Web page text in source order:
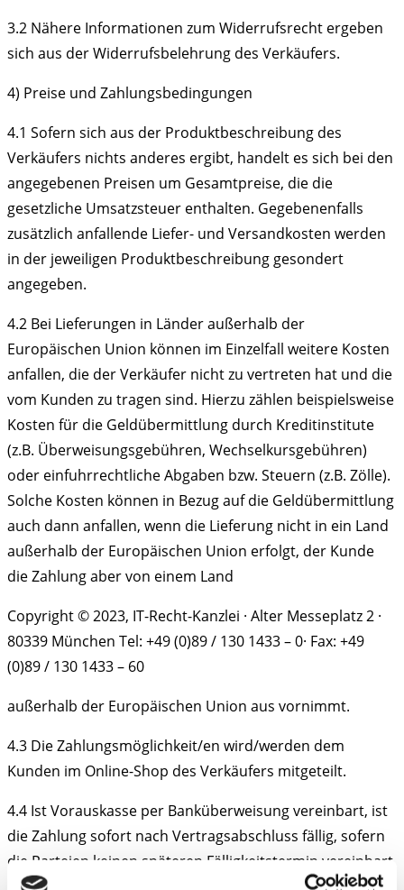
3.2 Nähere Informationen zum Widerrufsrecht ergeben
sich aus der Widerrufsbelehrung des Verkäufers.
4) Preise und Zahlungsbedingungen
4.1 Sofern sich aus der Produktbeschreibung des
Verkäufers nichts anderes ergibt, handelt es sich bei den
angegebenen Preisen um Gesamtpreise, die die
gesetzliche Umsatzsteuer enthalten. Gegebenenfalls
zusätzlich anfallende Liefer- und Versandkosten werden
in der jeweiligen Produktbeschreibung gesondert
angegeben.
4.2 Bei Lieferungen in Länder außerhalb der
Europäischen Union können im Einzelfall weitere Kosten
anfallen, die der Verkäufer nicht zu vertreten hat und die
vom Kunden zu tragen sind. Hierzu zählen beispielsweise
Kosten für die Geldübermittlung durch Kreditinstitute
(z.B. Überweisungsgebühren, Wechselkursgebühren)
oder einfuhrrechtliche Abgaben bzw. Steuern (z.B. Zölle).
Solche Kosten können in Bezug auf die Geldübermittlung
auch dann anfallen, wenn die Lieferung nicht in ein Land
außerhalb der Europäischen Union erfolgt, der Kunde
die Zahlung aber von einem Land
Copyright © 2023, IT-Recht-Kanzlei · Alter Messeplatz 2 ·
80339 München Tel: +49 (0)89 / 130 1433 – 0· Fax: +49
(0)89 / 130 1433 – 60
außerhalb der Europäischen Union aus vornimmt.
4.3 Die Zahlungsmöglichkeit/en wird/werden dem
Kunden im Online-Shop des Verkäufers mitgeteilt.
4.4 Ist Vorauskasse per Banküberweisung vereinbart, ist
die Zahlung sofort nach Vertragsabschluss fällig, sofern
die Parteien keinen späteren Fälligkeitstermin vereinbart